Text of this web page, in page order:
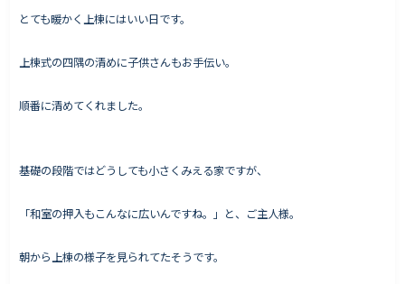
オーナー様の声
よくいただくご質問
お役立ちコラム
代表挨拶
会社概要
とても暖かく上棟にはいい日です。
上棟式の四隅の清めに子供さんもお手伝い。
順番に清めてくれました。
基礎の段階ではどうしても小さくみえる家ですが、
「和室の押入もこんなに広いんですね。」と、ご主人様。
朝から上棟の様子を見られてたそうです。